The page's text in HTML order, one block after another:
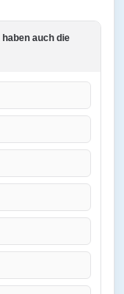
auch die